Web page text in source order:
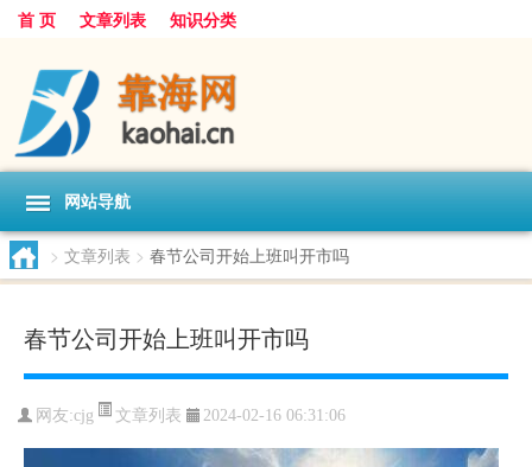
首 页 文章列表 知识分类
网站导航
> 文章列表 > 春节公司开始上班叫开市吗
春节公司开始上班叫开市吗
网友:cjg 文章列表 2024-02-16 06:31:06